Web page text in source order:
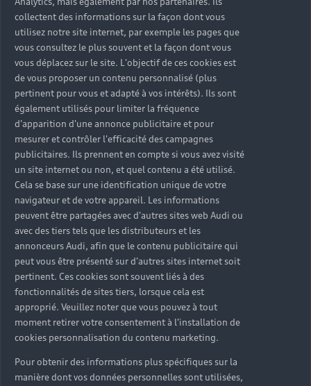
collectent des informations sur la façon dont vous
utilisez notre site internet, par exemple les pages que
vous consultez le plus souvent et la façon dont vous
vous déplacez sur le site. L'objectif de ces cookies est
de vous proposer un contenu personnalisé (plus
pertinent pour vous et adapté à vos intérêts). Ils sont
également utilisés pour limiter la fréquence
d'apparition d'une annonce publicitaire et pour
mesurer et contrôler l'efficacité des campagnes
publicitaires. Ils prennent en compte si vous avez visité
un site internet ou non, et quel contenu a été utilisé.
Cela se base sur une identification unique de votre
navigateur et de votre appareil. Les informations
peuvent être partagées avec d'autres sites web Audi ou
avec des tiers tels que les distributeurs et les
annonceurs Audi, afin que le contenu publicitaire qui
peut vous être présenté sur d'autres sites internet soit
pertinent. Ces cookies sont souvent liés à des
fonctionnalités de sites tiers, lorsque cela est
approprié. Veuillez noter que vous pouvez à tout
moment retirer votre consentement à l'installation de
cookies personnalisation du contenu marketing.
Pour obtenir des informations plus spécifiques sur la
manière dont vos données personnelles sont utilisées,